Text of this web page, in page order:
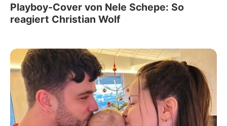
Playboy-Cover von Nele Schepe: So
reagiert Christian Wolf